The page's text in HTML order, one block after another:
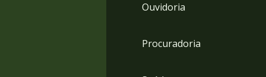
Ouvidoria
Procuradoria